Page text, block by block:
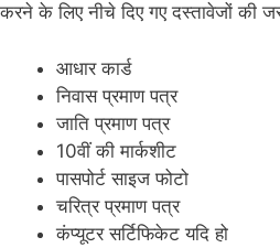
करने के लिए नीचे दिए गए दस्तावेजों की
आधार कार्ड
निवास प्रमाण पत्र
जाति प्रमाण पत्र
10वीं की मार्कशीट
पासपोर्ट साइज फोटो
चरित्र प्रमाण पत्र
कंप्यूटर सर्टिफिकेट यदि हो